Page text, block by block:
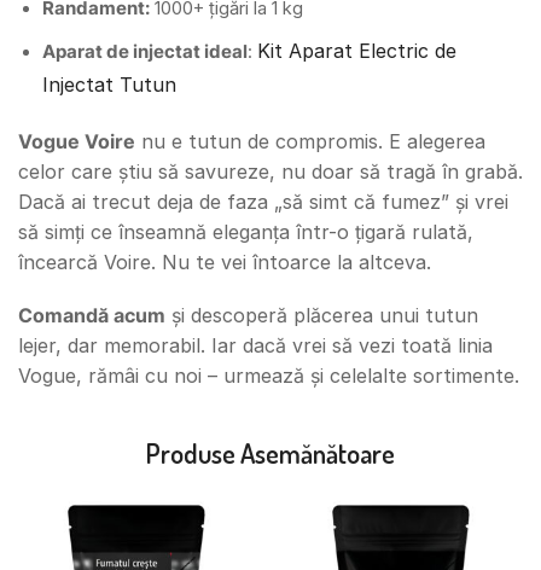
Randament: 1000+ țigări la 1 kg
Aparat de injectat ideal: Kit Aparat Electric de
Injectat Tutun
Vogue Voire nu e tutun de compromis. E alegerea
celor care știu să savureze, nu doar să tragă în grabă.
Dacă ai trecut deja de faza „să simt că fumez” și vrei
să simți ce înseamnă eleganța într-o țigară rulată,
încearcă Voire. Nu te vei întoarce la altceva.
Comandă acum și descoperă plăcerea unui tutun
lejer, dar memorabil. Iar dacă vrei să vezi toată linia
Vogue, rămâi cu noi – urmează și celelalte sortimente.
Produse Asemănătoare